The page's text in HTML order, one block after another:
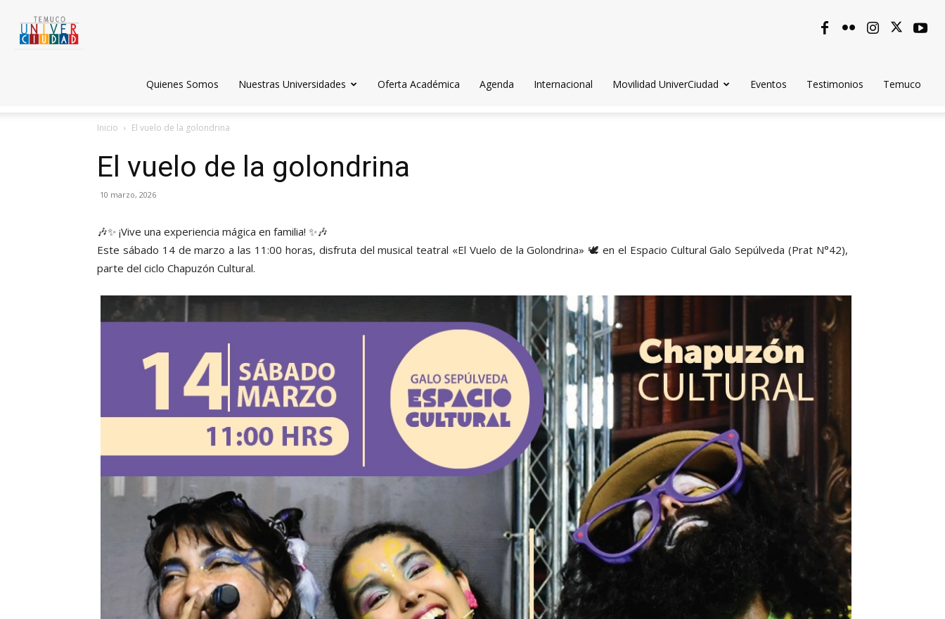
Quienes Somos Nuestras Universidades Oferta Académica Agenda Internacional Movilidad UniverCiudad Eventos Testimonios Temuco
Inicio El vuelo de la golondrina
El vuelo de la golondrina
10 marzo, 2026
🎶✨ ¡Vive una experiencia mágica en familia! ✨🎶
Este sábado 14 de marzo a las 11:00 horas, disfruta del musical teatral «El Vuelo de la Golondrina» 🕊️ en el Espacio Cultural Galo Sepúlveda (Prat N°42),
parte del ciclo Chapuzón Cultural.